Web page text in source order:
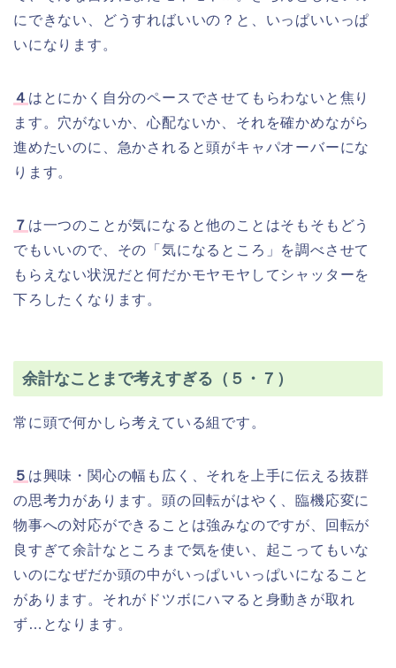
にできない、どうすればいいの？と、いっぱいいっぱ
いになります。
４ はとにかく自分のペースでさせてもらわないと焦り
ます。穴がないか、心配ないか、それを確かめながら
進めたいのに、急かされると頭がキャパオーバーにな
ります。
７ は一つのことが気になると他のことはそもそもどう
でもいいので、その「気になるところ」を調べさせて
もらえない状況だと何だかモヤモヤしてシャッターを
下ろしたくなります。
余計なことまで考えすぎる（５・７）
常に頭で何かしら考えている組です。
５ は興味・関心の幅も広く、それを上手に伝える抜群
の思考力があります。頭の回転がはやく、臨機応変に
物事への対応ができることは強みなのですが、回転が
良すぎて余計なところまで気を使い、起こってもいな
いのになぜだか頭の中がいっぱいいっぱいになること
があります。それがドツボにハマると身動きが取れ
ず…となります。